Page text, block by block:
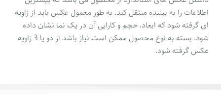
اطلاعات را به بیننده منتقل کند. به طور معمول عکس باید از زاویه
ای گرفته شود که ابعاد، حجم و کارایی آن در یک نما نشان داده
شود. بسته به نوع محصول ممکن است نیاز باشد از دو یا 3 زاویه
عکس گرفته شود.